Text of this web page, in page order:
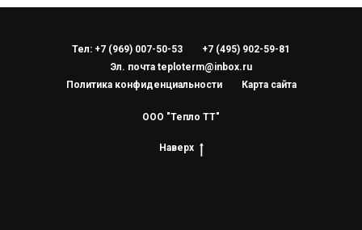
Тел: +7 (969) 007-50-53
+7 (495) 902-59-81
Эл. почта teploterm@inbox.ru
Политика конфиденциальности
Карта сайта
ООО "Тепло ТТ"
Наверх